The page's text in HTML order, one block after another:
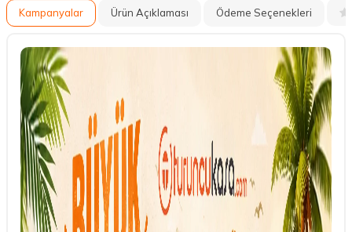
Kampanyalar Ürün Açıklaması Ödeme Seçenekleri